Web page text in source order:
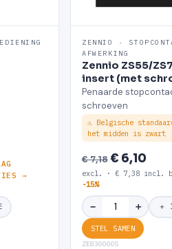
→
ZENNIO ·
AFWERKING
Zennio ZS55/
insert (met
Penaarde
schroeven
⚠ Belgische
het midden is zwart
€ 7,18€ 6,10
excl. · € 7,38 incl.
-15%
− ＋ ＋
STEL SAMEN
ZE8300005